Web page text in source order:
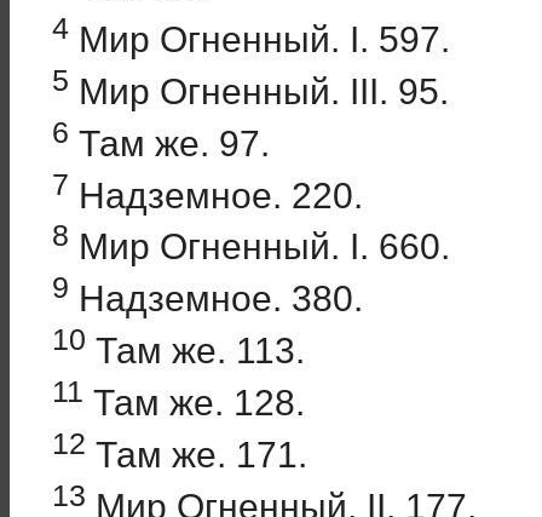
4 Мир Огненный. I. 597.
5 Мир Огненный. III. 95.
6 Там же. 97.
7 Надземное. 220.
8 Мир Огненный. I. 660.
9 Надземное. 380.
10 Там же. 113.
11 Там же. 128.
12 Там же. 171.
13 Мир Огненный. II. 177.